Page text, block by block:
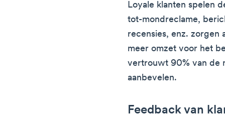
Loyale klanten spelen
tot-mondreclame,
recensies, enz. zorgen
meer omzet voor het
vertrouwt 90% van de
aanbevelen.
Feedback van